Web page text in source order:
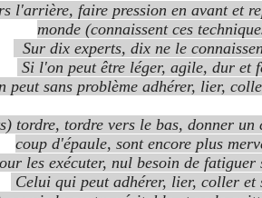
l'arrière, faire pression en avant et
monde (connaissent ces
Sur dix experts, dix ne le
Si l'on peut être léger, agile, dur et
peut sans problème adhérer, lier,
tordre, tordre vers le bas, donner un
coup d'épaule, sont encore plus
les exécuter, nul besoin de fatiguer
Celui qui peut adhérer, lier, coller et